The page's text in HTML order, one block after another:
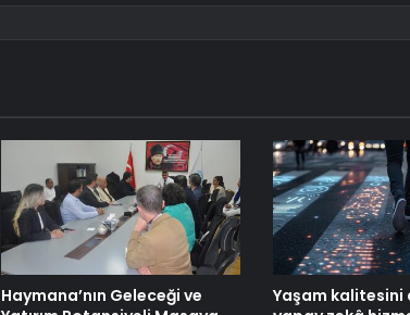
Haymana’nın Geleceği ve
Yaşam kalitesini